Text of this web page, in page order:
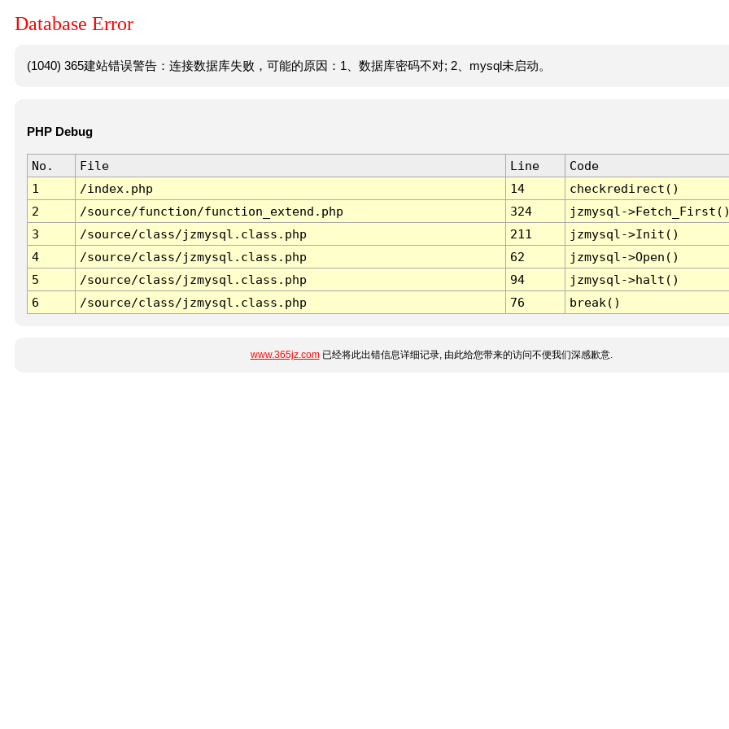
Database Error
(1040) 365建站错误警告：连接数据库失败，可能的原因：1、数据库密码不对; 2、mysql未启动。
PHP Debug
No. File Line
Code
1
/index.php 14
checkredirect()
2
/source/function/function_extend.php 324
jzmysql-
3
/source/class/jzmysql.class.php 211
jzmysql->Init()
4
/source/class/jzmysql.class.php 62
jzmysql->Open()
5
/source/class/jzmysql.class.php 94
jzmysql->halt()
6
/source/class/jzmysql.class.php 76 break()
www.365jz.com已经将此出错信息详细记录, 由此给您带来的访问不便我们深感歉意.